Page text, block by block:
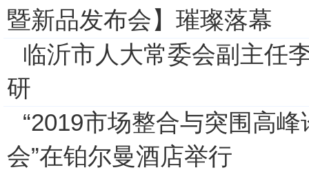
暨新品发布会】璀璨落幕
临沂市人大常委会副主任
研
“2019市场整合与突围高
会”在铂尔曼酒店举行